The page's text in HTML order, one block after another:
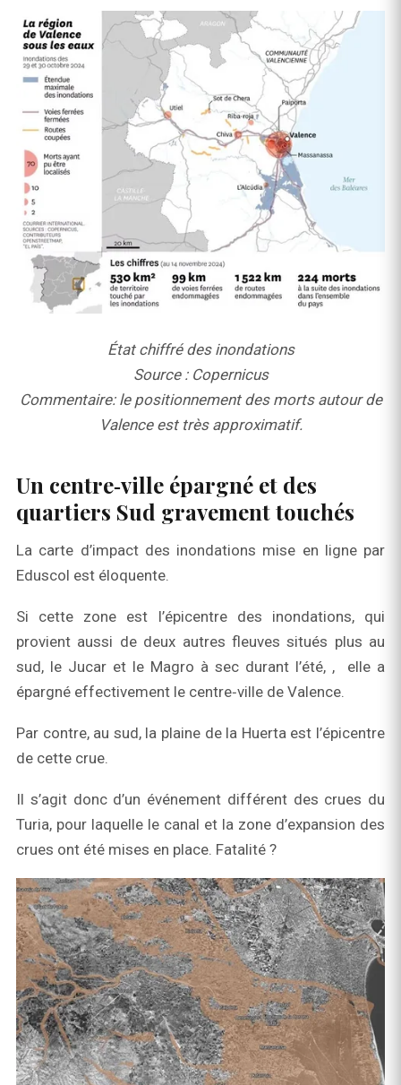
État chiffré des inondations
Source : Copernicus
Commentaire: le positionnement des morts autour de
Valence est très approximatif.
Un centre‑ville épargné et des
quartiers Sud gravement touchés
La carte d’impact des inondations mise en ligne par
Eduscol est éloquente.
Si cette zone est l’épicentre des inondations, qui
provient aussi de deux autres fleuves situés plus au
sud, le Jucar et le Magro à sec durant l’été, , elle a
épargné effectivement le centre‑ville de Valence.
Par contre, au sud, la plaine de la Huerta est l’épicentre
de cette crue.
Il s’agit donc d’un événement différent des crues du
Turia, pour laquelle le canal et la zone d’expansion des
crues ont été mises en place. Fatalité ?